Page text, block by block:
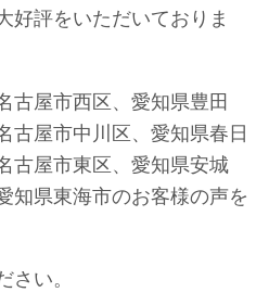
好評をいただいておりま
古屋市西区、愛知県豊田
古屋市中川区、愛知県春日
古屋市東区、愛知県安城
知県東海市のお客様の声を
さい。